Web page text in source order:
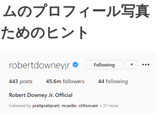
のプロフィール写真
めのヒント